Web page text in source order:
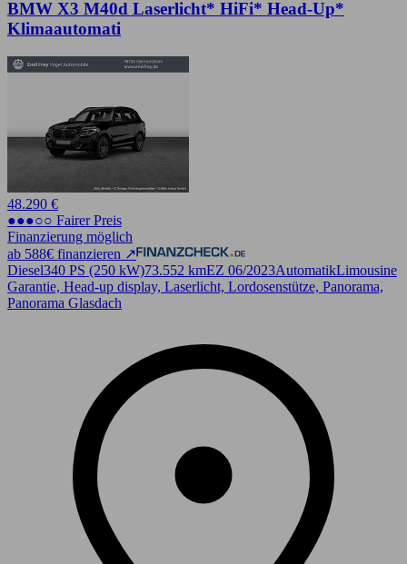
BMW X3 M40d Laserlicht* HiFi* Head-Up*
Klimaautomati
48.290 €
●●●○○ Fairer Preis
Finanzierung möglich
ab 588€ finanzieren ↗
Diesel340 PS (250 kW)73.552 kmEZ 06/2023AutomatikLimousine
Garantie, Head-up display, Laserlicht, Lordosenstütze, Panorama,
Panorama Glasdach